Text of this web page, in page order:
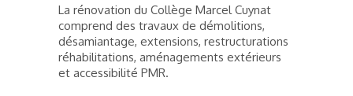
La rénovation du Collège Marcel Cuynat
comprend des travaux de démolitions,
désamiantage, extensions, restructurations
réhabilitations, aménagements extérieurs
et accessibilité PMR.